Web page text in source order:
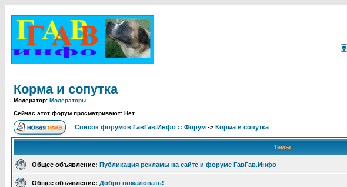
Корма и сопутка
Модератор: Модераторы
Сейчас этот форум просматривают: Нет
Список форумов ГавГав.Инфо :: Форум -> Корма и сопутка
Темы
Общее объявление: Публикация рекламы на сайте и форуме ГавГав.Инфо
Общее объявление: Добро пожаловать!